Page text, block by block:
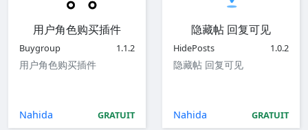
用户角色购买插件
Buygroup 1.1.2
用户角色购买插件
Nahida GRATUIT
隐藏帖 回复可见
HidePosts 1.0.2
隐藏帖 回复可见
Nahida GRATUIT